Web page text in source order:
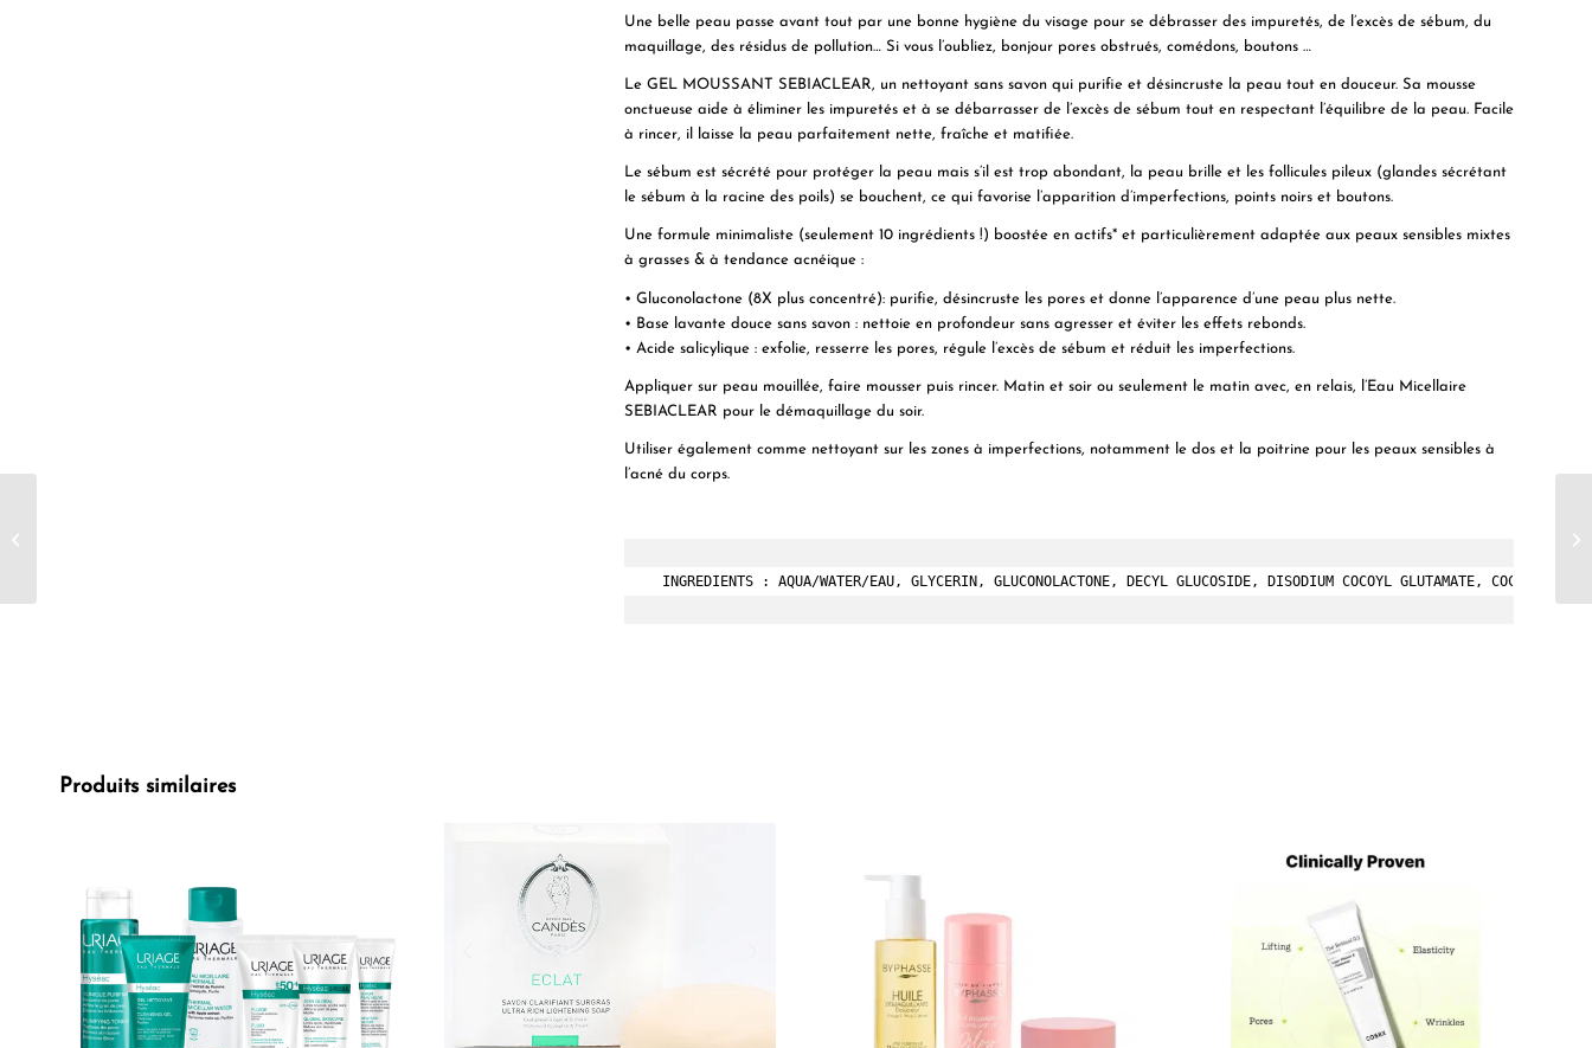
Une belle peau passe avant tout par une bonne hygiène du visage pour se débrasser des impuretés, de l’excès de sébum, du
maquillage, des résidus de pollution… Si vous l’oubliez, bonjour pores obstrués, comédons, boutons …
Le GEL MOUSSANT SEBIACLEAR, un nettoyant sans savon qui purifie et désincruste la peau tout en douceur. Sa mousse
onctueuse aide à éliminer les impuretés et à se débarrasser de l’excès de sébum tout en respectant l’équilibre de la peau. Facile
à rincer, il laisse la peau parfaitement nette, fraîche et matifiée.
Le sébum est sécrété pour protéger la peau mais s’il est trop abondant, la peau brille et les follicules pileux (glandes sécrétant
le sébum à la racine des poils) se bouchent, ce qui favorise l’apparition d’imperfections, points noirs et boutons.
Une formule minimaliste (seulement 10 ingrédients !) boostée en actifs* et particulièrement adaptée aux peaux sensibles mixtes
à grasses & à tendance acnéique :
• Gluconolactone (8X plus concentré): purifie, désincruste les pores et donne l’apparence d’une peau plus nette.
• Base lavante douce sans savon: nettoie en profondeur sans agresser et éviter les effets rebonds.
• Acide salicylique: exfolie, resserre les pores, régule l’excès de sébum et réduit les imperfections.
Appliquer sur peau mouillée, faire mousser puis rincer. Matin et soir ou seulement le matin avec, en relais, l’Eau Micellaire
SEBIACLEAR pour le démaquillage du soir.
Utiliser également comme nettoyant sur les zones à imperfections, notamment le dos et la poitrine pour les peaux sensibles à
l’acné du corps.
INGREDIENTS : AQUA/WATER/EAU, GLYCERIN, GLUCONOLACTONE, DECYL GLUCOSIDE, DISODIUM COCOYL GLUTAMATE, COCO-
Produits similaires